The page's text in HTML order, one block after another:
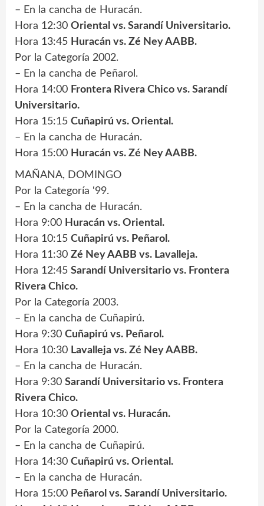
– En la cancha de Huracán.
Hora 12:30 Oriental vs. Sarandí Universitario.
Hora 13:45 Huracán vs. Zé Ney AABB.
Por la Categoría 2002.
– En la cancha de Peñarol.
Hora 14:00 Frontera Rivera Chico vs. Sarandí
Universitario.
Hora 15:15 Cuñapirú vs. Oriental.
– En la cancha de Huracán.
Hora 15:00 Huracán vs. Zé Ney AABB.
MAÑANA, DOMINGO
Por la Categoría ‘99.
– En la cancha de Huracán.
Hora 9:00 Huracán vs. Oriental.
Hora 10:15 Cuñapirú vs. Peñarol.
Hora 11:30 Zé Ney AABB vs. Lavalleja.
Hora 12:45 Sarandí Universitario vs. Frontera
Rivera Chico.
Por la Categoría 2003.
– En la cancha de Cuñapirú.
Hora 9:30 Cuñapirú vs. Peñarol.
Hora 10:30 Lavalleja vs. Zé Ney AABB.
– En la cancha de Huracán.
Hora 9:30 Sarandí Universitario vs. Frontera
Rivera Chico.
Hora 10:30 Oriental vs. Huracán.
Por la Categoría 2000.
– En la cancha de Cuñapirú.
Hora 14:30 Cuñapirú vs. Oriental.
– En la cancha de Huracán.
Hora 15:00 Peñarol vs. Sarandí Universitario.